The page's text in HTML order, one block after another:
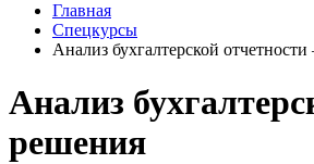
Главная
Спецкурсы
Анализ бухгалтерской
Анализ
решения